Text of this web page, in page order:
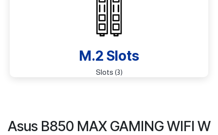
M.2 Slots
(3) Slots
Asus B850 MAX GAMING WIFI W